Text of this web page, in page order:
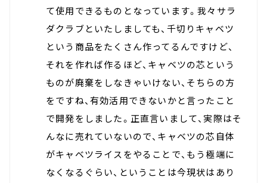
て使用できるものとなっています。我々サラ
ダクラブといたしましても、千切りキャベツ
という商品をたくさん作ってるんですけど、
それを作れば作るほど、キャベツの芯という
ものが廃棄をしなきゃいけない、そちらの方
をですね、有効活用できないかと言ったこと
で開発をしました。正直言いまして、実際はそ
んなに売れていないので、キャベツの芯自体
がキャベツライスをやることで、もう極端に
なくなるぐらい、ということは今現状はあり